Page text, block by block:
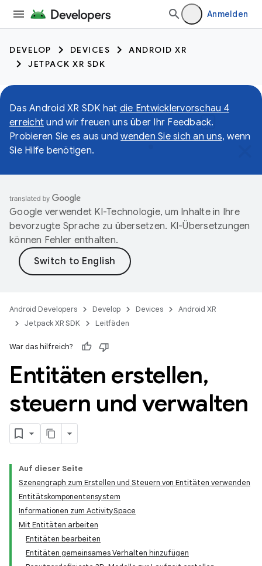
Anmelden
DEVELOP DEVICES
ANDROID XR
JETPACK XR SDK
Das Android XR SDK hat die Entwicklervorschau 4
erreicht und wir freuen uns über Ihr Feedback.
Probieren Sie es aus undwenden Sie sich an uns, wenn
Sie Hilfe benötigen.
Google verwendet KI-Technologie, um Inhalte in Ihre
bevorzugte Sprache zu übersetzen. KI-Übersetzungen
können Fehler enthalten.
Android Developers Develop Devices
Android XR
Jetpack XR SDK
Leitfäden
War das hilfreich?
Entitäten erstellen,
steuern und verwalten
Auf dieser Seite
Szenengraph zum Erstellen und Steuern von Entitäten verwenden
Entitätskomponentensystem
Informationen zum ActivitySpace
Mit Entitäten arbeiten
Entitäten bearbeiten
Entitäten gemeinsames Verhalten hinzufügen